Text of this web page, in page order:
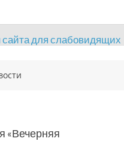
сайта для слабовидящих
«Вечерняя